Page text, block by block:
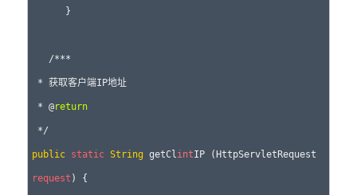
* @return
public static String getCl int
request ) {